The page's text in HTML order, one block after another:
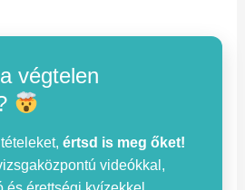
végtelen
értsd is meg őket!
videókkal,